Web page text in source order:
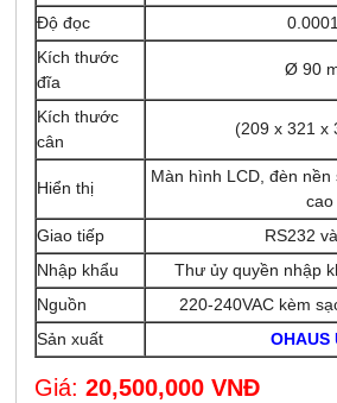
Độ đọc
Kích thước
đĩa
Ø 90
Kích thước
cân
(209 x 321 x
Hiển thị
Màn hình LCD, đèn
cao
Giao tiếp
RS232
Nhập khẩu
Thư ủy quyền nhập
Nguồn
220-240VAC kèm
Sản xuất
OHAUS
Giá:20,500,000 VNĐ